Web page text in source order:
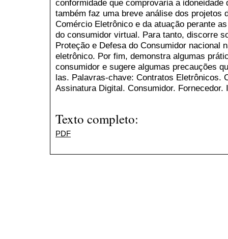
conformidade que comprovaria a
também faz uma breve análise dos projetos
Comércio Eletrônico e da atuação perante
do consumidor virtual. Para tanto, discorre
Proteção e Defesa do Consumidor nacional
eletrônico. Por fim, demonstra algumas
consumidor e sugere algumas precauções
las. Palavras-chave: Contratos Eletrônicos.
Assinatura Digital. Consumidor. Fornecedor.
Texto completo:
PDF